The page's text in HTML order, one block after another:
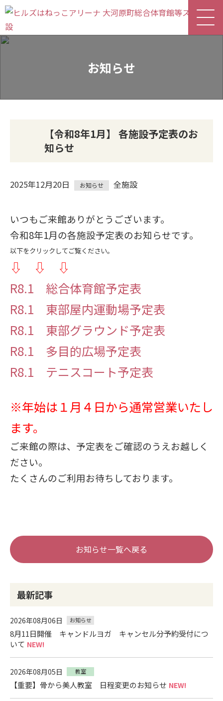
お知らせ
【令和8年1月】 各施設予定表のお
知らせ
2025年12月20日 お知らせ 全施設
いつもご来館ありがとうございます。
令和8年1月の各施設予定表のお知らせです。
以下をクリックしてご覧ください。
⇩ ⇩ ⇩
R8.1 総合体育館予定表
R8.1 東部屋内運動場予定表
R8.1 東部グラウンド予定表
R8.1 多目的広場予定表
R8.1 テニスコート予定表
※年始は１月４日から通常営業いたし
ます。
ご来館の際は、予定表をご確認のうえお越しく
ださい。
たくさんのご利用お待ちしております。
お知らせ一覧へ戻る
最新記事
2026年08月06日 お知らせ
8月11日開催 キャンドルヨガ キャンセル分予約受付につ
いて NEW!
2026年08月05日 教室
【重要】骨から美人教室 日程変更のお知らせ NEW!